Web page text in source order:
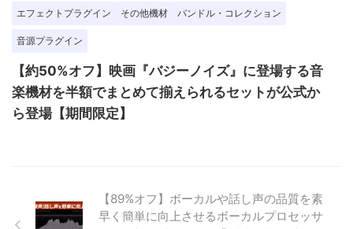
エフェクトプラグイン その他機材 バンドル・コレクション
音源プラグイン
【約50%オフ】映画『バジーノイズ』に登場する音
楽機材を半額でまとめて揃えられるセットが公式か
ら登場【期間限定】
【89%オフ】ボーカルや話し声の品質を素
早く簡単に向上させるボーカルプロセッサ